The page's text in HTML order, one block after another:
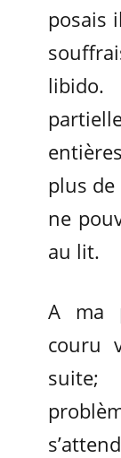
posais
libido.
plus
ne
au lit.
A ma
couru